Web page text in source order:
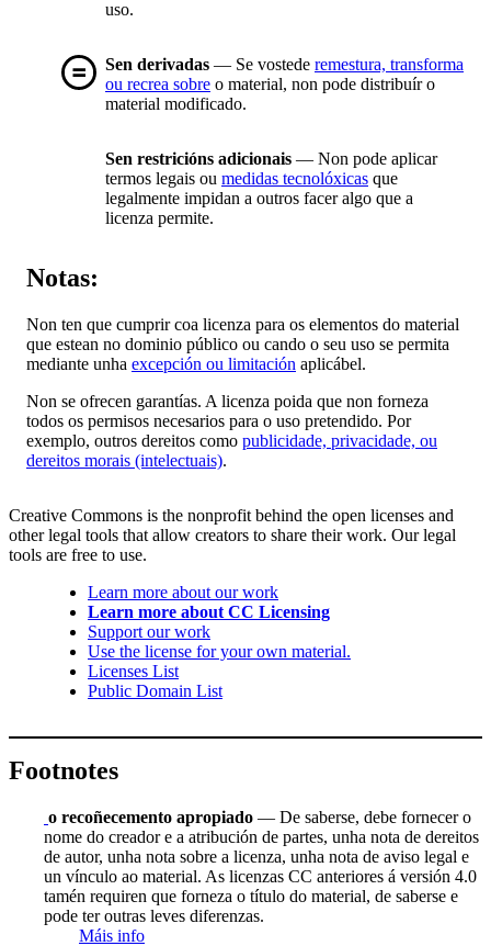
uso.
Sen derivadas — Se vostede remestura, transforma
ou recrea sobre o material, non pode distribuír o
material modificado.
Sen restricións adicionais — Non pode aplicar
termos legais ou medidas tecnolóxicas que
legalmente impidan a outros facer algo que a
licenza permite.
Notas:
Non ten que cumprir coa licenza para os elementos do material
que estean no dominio público ou cando o seu uso se permita
mediante unha excepción ou limitación aplicábel.
Non se ofrecen garantías. A licenza poida que non forneza
todos os permisos necesarios para o uso pretendido. Por
exemplo, outros dereitos como publicidade, privacidade, ou
dereitos morais (intelectuais).
Creative Commons is the nonprofit behind the open licenses and
other legal tools that allow creators to share their work. Our legal
tools are free to use.
Learn more about our work
Learn more about CC Licensing
Support our work
Use the license for your own material.
Licenses List
Public Domain List
Footnotes
o recoñecemento apropiado — De saberse, debe fornecer o
nome do creador e a atribución de partes, unha nota de dereitos
de autor, unha nota sobre a licenza, unha nota de aviso legal e
un vínculo ao material. As licenzas CC anteriores á versión 4.0
tamén requiren que forneza o título do material, de saberse e
pode ter outras leves diferenzas.
Máis info